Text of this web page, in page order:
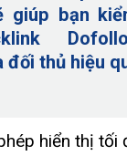
giúp bạn
thủ hiệu
hiển thị tối